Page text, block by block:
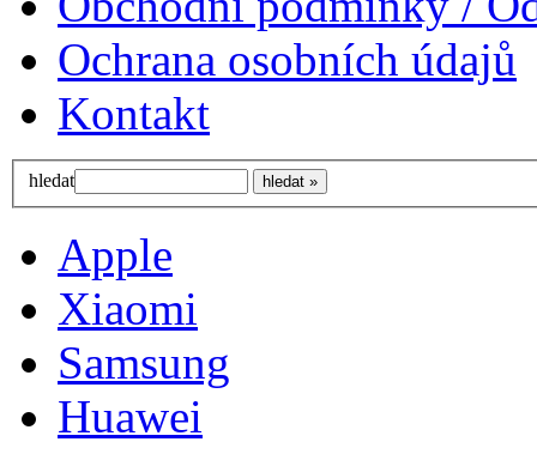
Ochrana osobních údajů
Kontakt
hledat
Apple
Xiaomi
Samsung
Huawei